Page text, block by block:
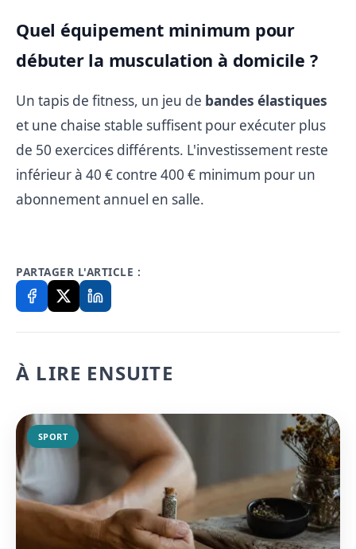
Quel équipement minimum pour
débuter la musculation à domicile ?
Un tapis de fitness, un jeu de bandes élastiques
et une chaise stable suffisent pour exécuter plus
de 50 exercices différents. L'investissement reste
inférieur à 40 € contre 400 € minimum pour un
abonnement annuel en salle.
PARTAGER L'ARTICLE :
À LIRE ENSUITE
SPORT